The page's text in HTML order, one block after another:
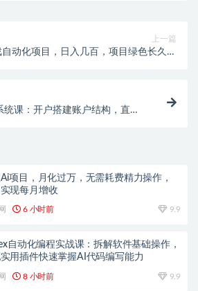
上一篇
动化项目，日入几百，项目绿色长久，
统课：开户搭建账户结构，直播
项目，月化过万，无需耗费精力操作，
现每月增收
6 小时前 9.9
自动化编程实战课：拆解软件基础操作，
用插件快速掌握AI代码编写能力
8 小时前 9.9